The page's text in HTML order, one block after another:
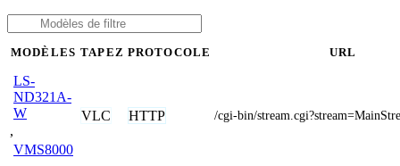
MODÈLES TAPEZ PROTOCOLE URL
LS-
ND321A-
W
,
VMS8000
VLC HTTP /cgi-bin/